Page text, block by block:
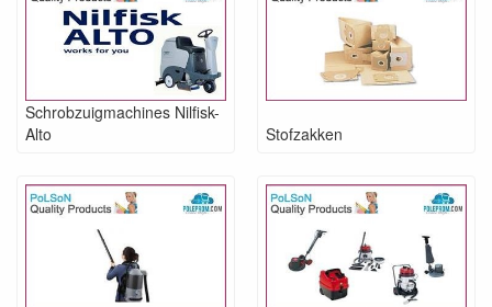
Schrobzuigmachines Nilfisk-
Alto
Stofzakken